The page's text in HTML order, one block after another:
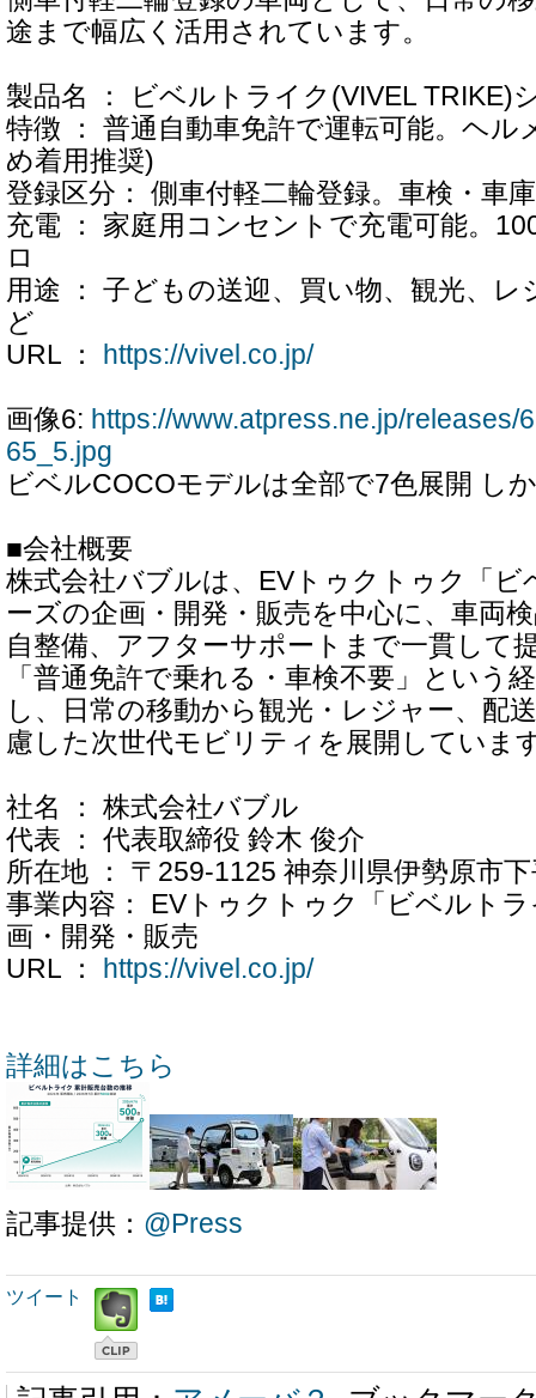
途まで幅広く活用されています。
製品名 ： ビベルトライク(VIVEL TRIKE)
特徴 ： 普通自動車免許で運転可能。ヘル
め着用推奨)
登録区分： 側車付軽二輪登録。車検・車
充電 ： 家庭用コンセントで充電可能。
ロ
用途 ： 子どもの送迎、買い物、観光、レ
ど
URL ：
https://vivel.co.jp/
画像6: https://www.atpress.ne.jp/releases/
65_5.jpg
ビベルCOCOモデルは全部で7色展開 し
■会社概要
株式会社バブルは、EVトゥクトゥク「
ーズの企画・開発・販売を中心に、車両
自整備、アフターサポートまで一貫して
「普通免許で乗れる・車検不要」という
し、日常の移動から観光・レジャー、配
慮した次世代モビリティを展開していま
社名 ： 株式会社バブル
代表 ： 代表取締役 鈴木 俊介
所在地 ： 〒259-1125 神奈川県伊勢原市
事業内容： EVトゥクトゥク「ビベルト
画・開発・販売
URL ：
https://vivel.co.jp/
詳細はこちら
記事提供： @Press
ツイート